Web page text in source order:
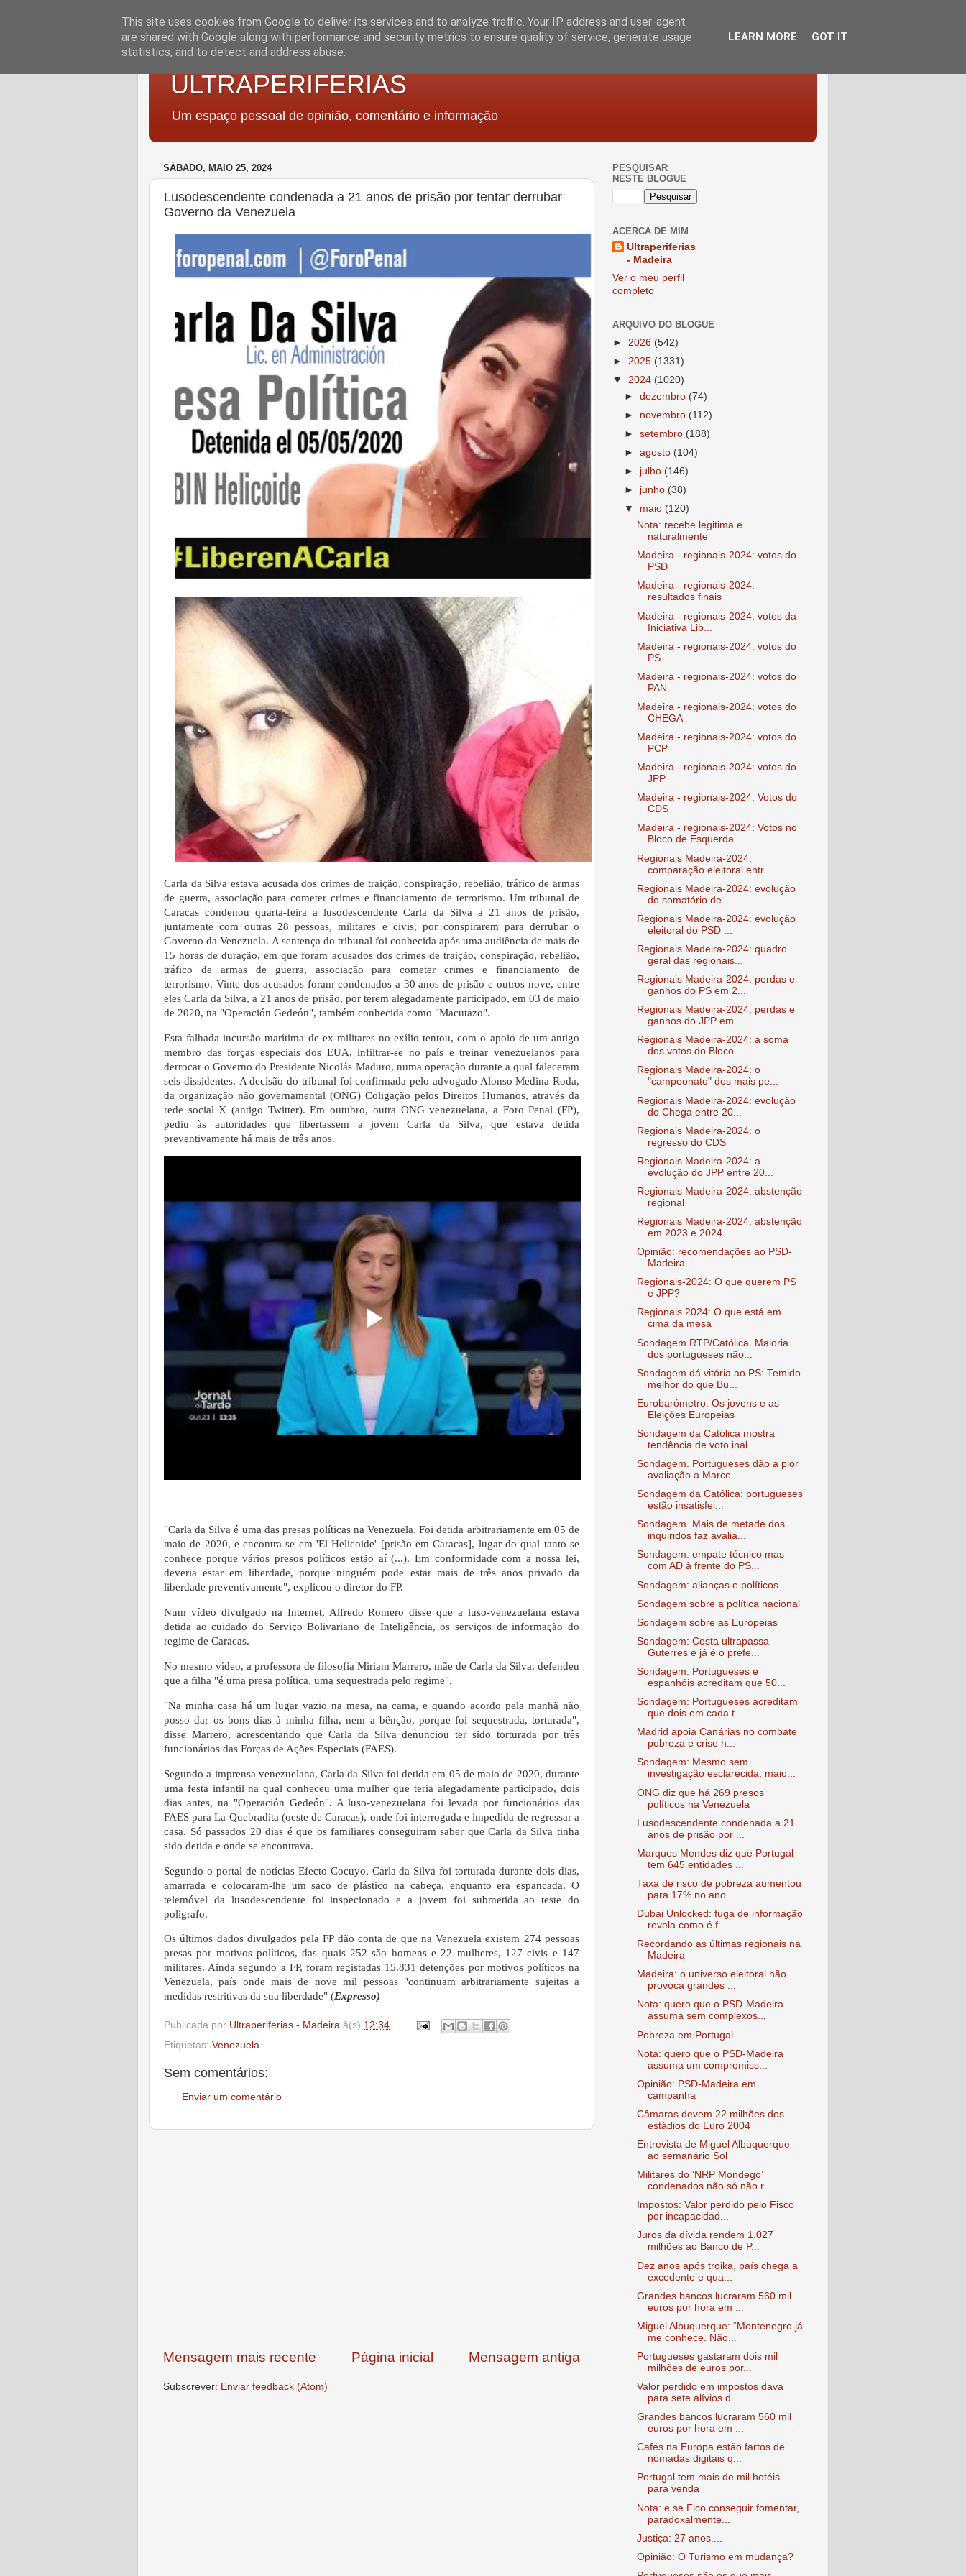
ULTRAPERIFERIAS
Um espaço pessoal de opinião, comentário e informação
SÁBADO, MAIO 25, 2024
Lusodescendente condenada a 21 anos de prisão por tentar derrubar
Governo da Venezuela
Carla da Silva estava acusada dos crimes de traição, conspiração, rebelião, tráfico de armas
de guerra, associação para cometer crimes e financiamento de terrorismo. Um tribunal de
Caracas condenou quarta-feira a lusodescendente Carla da Silva a 21 anos de prisão,
juntamente com outras 28 pessoas, militares e civis, por conspirarem para derrubar o
Governo da Venezuela. A sentença do tribunal foi conhecida após uma audiência de mais de
15 horas de duração, em que foram acusados dos crimes de traição, conspiração, rebelião,
tráfico de armas de guerra, associação para cometer crimes e financiamento de
terrorismo. Vinte dos acusados foram condenados a 30 anos de prisão e outros nove, entre
eles Carla da Silva, a 21 anos de prisão, por terem alegadamente participado, em 03 de maio
de 2020, na "Operación Gedeón", também conhecida como "Macutazo".
Esta falhada incursão marítima de ex-militares no exílio tentou, com o apoio de um antigo
membro das forças especiais dos EUA, infiltrar-se no país e treinar venezuelanos para
derrocar o Governo do Presidente Nicolás Maduro, numa operação durante a qual faleceram
seis dissidentes. A decisão do tribunal foi confirmada pelo advogado Alonso Medina Roda,
da organização não governamental (ONG) Coligação pelos Direitos Humanos, através da
rede social X (antigo Twitter).Em outubro, outra ONG venezuelana, a Foro Penal (FP),
pediu às autoridades que libertassem a jovem Carla da Silva, que estava detida
preventivamente há mais de três anos.
"Carla da Silva é uma das presas políticas na Venezuela. Foi detida arbitrariamente em 05 de
maio de 2020, e encontra-se em 'El Helicoide' [prisão em Caracas], lugar do qual tanto se
conhece porque vários presos políticos estão aí (...). Em conformidade com a nossa lei,
deveria estar em liberdade, porque ninguém pode estar mais de três anos privado da
liberdade preventivamente", explicou o diretor do FP.
Num vídeo divulgado na Internet, Alfredo Romero disse que a luso-venezuelana estava
detida ao cuidado do Serviço Bolivariano de Inteligência, os serviços de informação do
regime de Caracas.
No mesmo vídeo, a professora de filosofia Miriam Marrero, mãe de Carla da Silva, defendeu
que a filha "é uma presa política, uma sequestrada pelo regime".
"Na minha casa há um lugar vazio na mesa, na cama, e quando acordo pela manhã não
posso dar os bons dias à minha filha, nem a bênção, porque foi sequestrada, torturada",
disse Marrero, acrescentando que Carla da Silva denunciou ter sido torturada por três
funcionários das Forças de Ações Especiais (FAES).
Segundo a imprensa venezuelana, Carla da Silva foi detida em 05 de maio de 2020, durante
uma festa infantil na qual conheceu uma mulher que teria alegadamente participado, dois
dias antes, na "Operación Gedeón". A luso-venezuelana foi levada por funcionários das
FAES para La Quebradita (oeste de Caracas), onde foi interrogada e impedida de regressar a
casa. Só passados 20 dias é que os familiares conseguiram saber que Carla da Silva tinha
sido detida e onde se encontrava.
Segundo o portal de notícias Efecto Cocuyo, Carla da Silva foi torturada durante dois dias,
amarrada e colocaram-lhe um saco de plástico na cabeça, enquanto era espancada. O
telemóvel da lusodescendente foi inspecionado e a jovem foi submetida ao teste do
polígrafo.
Os últimos dados divulgados pela FP dão conta de que na Venezuela existem 274 pessoas
presas por motivos políticos, das quais 252 são homens e 22 mulheres, 127 civis e 147
militares. Ainda segundo a FP, foram registadas 15.831 detenções por motivos políticos na
Venezuela, país onde mais de nove mil pessoas "continuam arbitrariamente sujeitas a
medidas restritivas da sua liberdade" (Expresso)
Publicada por Ultraperiferias - Madeira à(s) 12:34
Etiquetas: Venezuela
Sem comentários:
Enviar um comentário
Mensagem mais recente Mensagem antiga
Página inicial
Subscrever: Enviar feedback (Atom)
PESQUISAR
NESTE BLOGUE
ACERCA DE MIM
Ultraperiferias
- Madeira
Ver o meu perfil
completo
ARQUIVO DO BLOGUE
► 2026 (542)
► 2025 (1331)
▼ 2024 (1020)
►dezembro (74)
► novembro (112)
►setembro (188)
►agosto (104)
► julho (146)
► junho (38)
▼ maio (120)
Nota: recebe legitima e
naturalmente
Madeira - regionais-2024: votos do
PSD
Madeira - regionais-2024:
resultados finais
Madeira - regionais-2024: votos da
Iniciativa Lib...
Madeira - regionais-2024: votos do
PS
Madeira - regionais-2024: votos do
PAN
Madeira - regionais-2024: votos do
CHEGA
Madeira - regionais-2024: votos do
PCP
Madeira - regionais-2024: votos do
JPP
Madeira - regionais-2024: Votos do
CDS
Madeira - regionais-2024: Votos no
Bloco de Esquerda
Regionais Madeira-2024:
comparação eleitoral entr...
Regionais Madeira-2024: evolução
do somatório de ...
Regionais Madeira-2024: evolução
eleitoral do PSD ...
Regionais Madeira-2024: quadro
geral das regionais...
Regionais Madeira-2024: perdas e
ganhos do PS em 2...
Regionais Madeira-2024: perdas e
ganhos do JPP em ...
Regionais Madeira-2024: a soma
dos votos do Bloco...
Regionais Madeira-2024: o
"campeonato" dos mais pe...
Regionais Madeira-2024: evolução
do Chega entre 20...
Regionais Madeira-2024: o
regresso do CDS
Regionais Madeira-2024: a
evolução do JPP entre 20...
Regionais Madeira-2024: abstenção
regional
Regionais Madeira-2024: abstenção
em 2023 e 2024
Opinião: recomendações ao PSD-
Madeira
Regionais-2024: O que querem PS
e JPP?
Regionais 2024: O que está em
cima da mesa
Sondagem RTP/Católica. Maioria
dos portugueses não...
Sondagem dá vitória ao PS: Temido
melhor do que Bu...
Eurobarómetro. Os jovens e as
Eleições Europeias
Sondagem da Católica mostra
tendência de voto inal...
Sondagem. Portugueses dão a pior
avaliação a Marce...
Sondagem da Católica: portugueses
estão insatisfei...
Sondagem. Mais de metade dos
inquiridos faz avalia...
Sondagem: empate técnico mas
com AD à frente do PS...
Sondagem: alianças e políticos
Sondagem sobre a política nacional
Sondagem sobre as Europeias
Sondagem: Costa ultrapassa
Guterres e já é o prefe...
Sondagem: Portugueses e
espanhóis acreditam que 50...
Sondagem: Portugueses acreditam
que dois em cada t...
Madrid apoia Canárias no combate
pobreza e crise h...
Sondagem: Mesmo sem
investigação esclarecida, maio...
ONG diz que há 269 presos
políticos na Venezuela
Lusodescendente condenada a 21
anos de prisão por ...
Marques Mendes diz que Portugal
tem 645 entidades ...
Taxa de risco de pobreza aumentou
para 17% no ano ...
Dubai Unlocked: fuga de informação
revela como é f...
Recordando as últimas regionais na
Madeira
Madeira: o universo eleitoral não
provoca grandes ...
Nota: quero que o PSD-Madeira
assuma sem complexos...
Pobreza em Portugal
Nota: quero que o PSD-Madeira
assuma um compromiss...
Opinião: PSD-Madeira em
campanha
Câmaras devem 22 milhões dos
estádios do Euro 2004
Entrevista de Miguel Albuquerque
ao semanário Sol
Militares do ‘NRP Mondego’
condenados não só não r...
Impostos: Valor perdido pelo Fisco
por incapacidad...
Juros da dívida rendem 1.027
milhões ao Banco de P...
Dez anos após troika, país chega a
excedente e qua...
Grandes bancos lucraram 560 mil
euros por hora em ...
Miguel Albuquerque: “Montenegro já
me conhece. Não...
Portugueses gastaram dois mil
milhões de euros por...
Valor perdido em impostos dava
para sete alívios d...
Grandes bancos lucraram 560 mil
euros por hora em ...
Cafés na Europa estão fartos de
nómadas digitais q...
Portugal tem mais de mil hotéis
para venda
Nota: e se Fico conseguir fomentar,
paradoxalmente...
Justiça: 27 anos....
Opinião: O Turismo em mudança?
This site uses cookies from Google to deliver its services and to analyze traffic. Your IP address and user-agent
are shared with Google along with performance and security metrics to ensure quality of service, generate usage
statistics, and to detect and address abuse.
LEARN MORE GOT IT